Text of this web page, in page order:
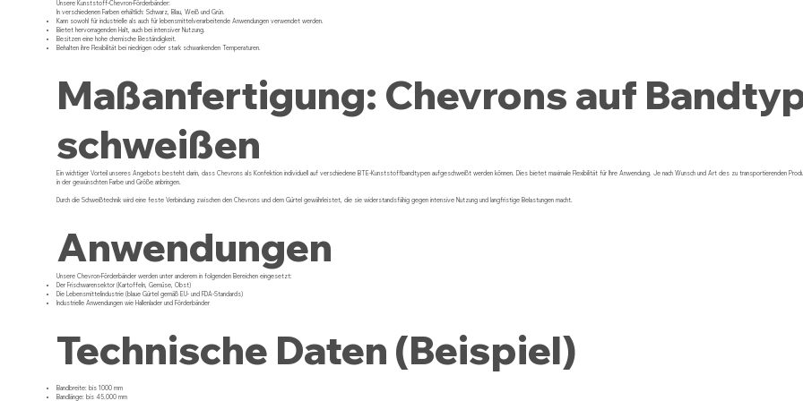
Unsere Kunststoff-Chevron-Förderbänder:
In verschiedenen Farben erhältlich: Schwarz, Blau, Weiß und Grün.
Kann sowohl für industrielle als auch für lebensmittelverarbeitende Anwendungen verwendet werden.
Bietet hervorragenden Halt, auch bei intensiver Nutzung.
Besitzen eine hohe chemische Beständigkeit.
Behalten ihre Flexibilität bei niedrigen oder stark schwankenden Temperaturen.
Maßanfertigung: Chevrons auf
schweißen
Ein wichtiger Vorteil unseres Angebots besteht darin, dass Chevrons als Konfektion individuell auf verschiedene BTE-Kunststoffbandtypen aufgeschweißt werden können. Dies bietet maximale Flexibilität für Ihre Anwendung. Je nach Wunsch und Art des zu transportierenden
in der gewünschten Farbe und Größe anbringen.
Durch die Schweißtechnik wird eine feste Verbindung zwischen den Chevrons und dem Gürtel gewährleistet, die sie widerstandsfähig gegen intensive Nutzung und langfristige Belastungen macht.
Anwendungen
Unsere Chevron-Förderbänder werden unter anderem in folgenden Bereichen eingesetzt:
Der Frischwarensektor (Kartoffeln, Gemüse, Obst)
Die Lebensmittelindustrie (blaue Gürtel gemäß EU- und FDA-Standards)
Industrielle Anwendungen wie Hallenlader und Förderbänder
Technische Daten (Beispiel)
Bandbreite: bis 1000 mm
Bandlänge: bis 45.000 mm